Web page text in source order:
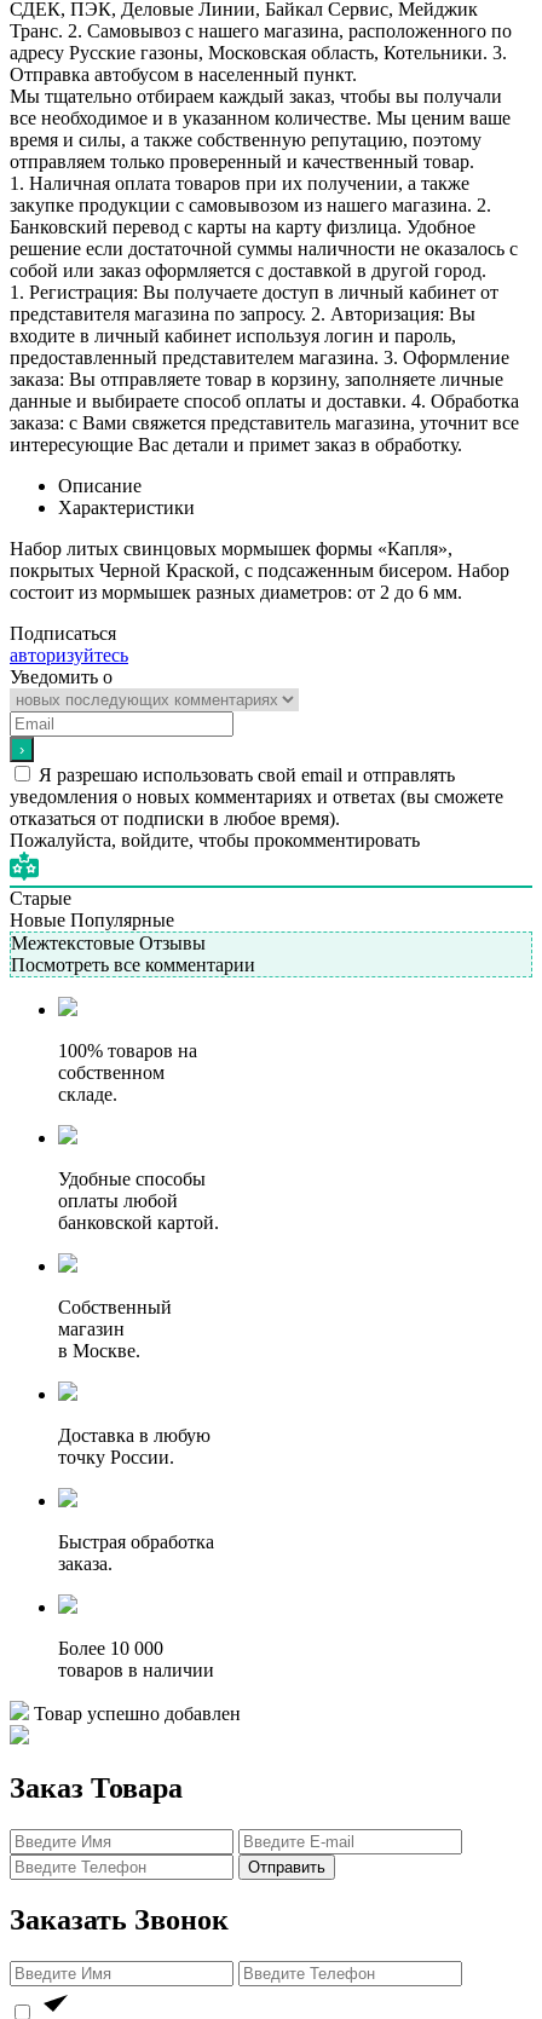
СДЕК, ПЭК, Деловые Линии, Байкал Сервис, Мейджик
Транс. 2. Самовывоз с нашего магазина, расположенного по
адресу Русские газоны, Московская область, Котельники. 3.
Отправка автобусом в населенный пункт.
Мы тщательно отбираем каждый заказ, чтобы вы получали
все необходимое и в указанном количестве. Мы ценим ваше
время и силы, а также собственную репутацию, поэтому
отправляем только проверенный и качественный товар.
1. Наличная оплата товаров при их получении, а также
закупке продукции с самовывозом из нашего магазина. 2.
Банковский перевод с карты на карту физлица. Удобное
решение если достаточной суммы наличности не оказалось с
собой или заказ оформляется с доставкой в другой город.
1. Регистрация: Вы получаете доступ в личный кабинет от
представителя магазина по запросу. 2. Авторизация: Вы
входите в личный кабинет используя логин и пароль,
предоставленный представителем магазина. 3. Оформление
заказа: Вы отправляете товар в корзину, заполняете личные
данные и выбираете способ оплаты и доставки. 4. Обработка
заказа: с Вами свяжется представитель магазина, уточнит все
интересующие Вас детали и примет заказ в обработку.
Описание
Характеристики
Набор литых свинцовых мормышек формы «Капля»,
покрытых Черной Краской, с подсаженным бисером. Набор
состоит из мормышек разных диаметров: от 2 до 6 мм.
Подписаться
авторизуйтесь
Уведомить о
Я разрешаю использовать свой email и отправлять
уведомления о новых комментариях и ответах (вы cможете
отказаться от подписки в любое время).
Пожалуйста, войдите, чтобы прокомментировать
Старые
Новые Популярные
Межтекстовые Отзывы
Посмотреть все комментарии
100% товаров на
собственном
складе.
Удобные способы
оплаты любой
банковской картой.
Собственный
магазин
в Москве.
Доставка в любую
точку России.
Быстрая обработка
заказа.
Более 10 000
товаров в наличии
Товар успешно добавлен
Заказ Товара
Отправить
Заказать Звонок